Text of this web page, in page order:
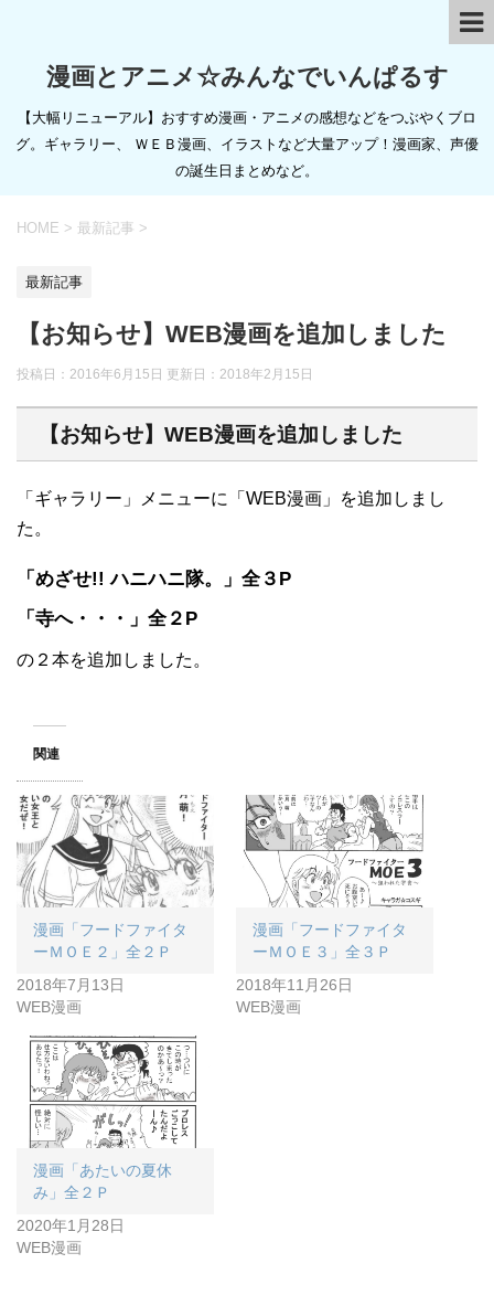
漫画とアニメ☆みんなでいんぱるす
【大幅リニューアル】おすすめ漫画・アニメの感想などをつぶやくブロ
グ。ギャラリー、 ＷＥＢ漫画、イラストなど大量アップ！漫画家、声優
の誕生日まとめなど。
HOME > 最新記事 >
最新記事
【お知らせ】WEB漫画を追加しました
投稿日：2016年6月15日 更新日： 2018年2月15日
【お知らせ】WEB漫画を追加しました
「ギャラリー」メニューに「WEB漫画」を追加しまし
た。
「めざせ!! ハニハニ隊。」全３P
「寺へ・・・」全２P
の２本を追加しました。
関連
漫画「フードファイタ
ーＭＯＥ２」全２Ｐ
2018年7月13日
WEB漫画
漫画「フードファイタ
ーＭＯＥ３」全３Ｐ
2018年11月26日
WEB漫画
漫画「あたいの夏休
み」全２Ｐ
2020年1月28日
WEB漫画